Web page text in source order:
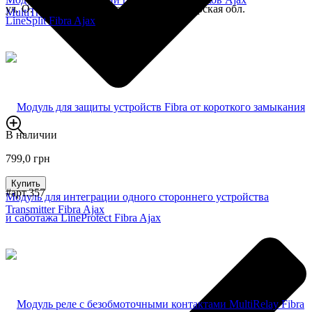
MultiTransmitter Fibra
В наличии
799,0 грн
Купить
Модуль для интеграции одного стороннего устройства
Transmitter Fibra Ajax
#арт.357
ул. О. Босого, 1, с. Макалевичи Житомирская обл.